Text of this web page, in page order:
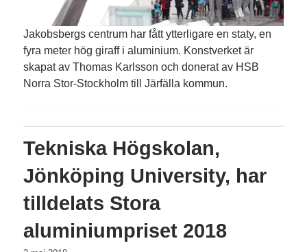
Jakobsbergs centrum har fått ytterligare en staty, en
fyra meter hög giraff i aluminium. Konstverket är
skapat av Thomas Karlsson och donerat av HSB
Norra Stor-Stockholm till Järfälla kommun.
Tekniska Högskolan,
Jönköping University, har
tilldelats Stora
aluminiumpriset 2018